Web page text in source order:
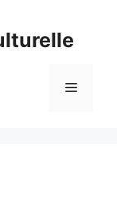
Menu